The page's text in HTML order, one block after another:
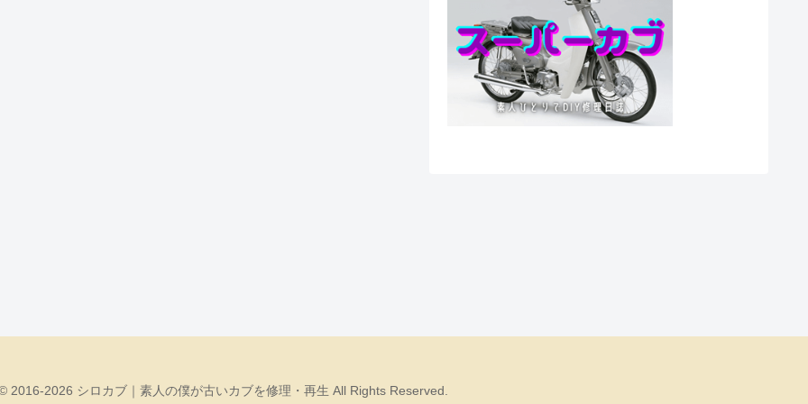
2016-2026 シロカブ｜素人の僕が古いカブを修理・再生 All Rights Reserved.